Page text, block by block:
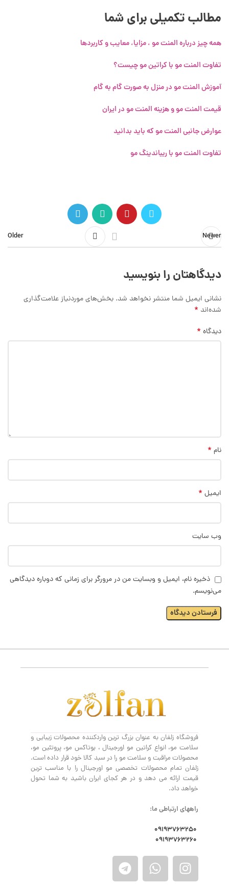
مطالب تکمیلی برای شما
همه چیز درباره المنت مو ، مزایا، معایب و کاربردها
تفاوت المنت مو با کراتین مو چیست؟
آموزش المنت مو در منزل به صورت گام به گام
قیمت المنت مو و هزینه المنت مو در ایران
عوارض جانبی المنت مو که باید بدانید
تفاوت المنت مو با ریباندینگ مو
Newer
Older
دیدگاهتان را بنویسید
نشانی ایمیل شما منتشر نخواهد شد. بخش‌های موردنیاز علامت‌گذاری
شده‌اند *
دیدگاه *
نام *
ایمیل *
وب‌ سایت
ذخیره نام، ایمیل و وبسایت من در مرورگر برای زمانی که دوباره دیدگاهی
می‌نویسم.
فروشگاه زلفان به عنوان بزرگ ترین واردکننده محصولات زیبایی و
سلامت مو، انواع کراتین مو اورجینال ، بوتاکس مو، پروتئین مو،
محصولات مراقبت و سلامت مو را در سبد کالا خود قرار داده است.
زلفان تمام محصولات تخصصی مو اورجینال را با مناسب ترین
قیمت ارائه می دهد و در هر کجای ایران باشید به شما تحول
خواهد داد.
راههای ارتباطی ما:
09193763250
09193763260